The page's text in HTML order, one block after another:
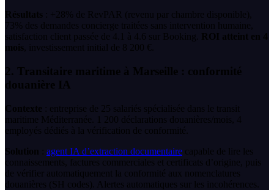
Résultats : +28% de RevPAR (revenu par chambre disponible),
73% des demandes concierge traitées sans intervention humaine,
satisfaction client passée de 4.1 à 4.6 sur Booking.
ROI atteint en 4
mois , investissement initial de 8 200 €.
2. Transitaire maritime à Marseille : conformité
douanière IA
Contexte : entreprise de 25 salariés spécialisée dans le transit
maritime Méditerranée. 1 200 déclarations douanières/mois, 4
employés dédiés à la vérification de conformité.
Solution
agent IA d’extraction documentaire capable de lire les
connaissements, factures commerciales et certificats d’origine, puis
de vérifier automatiquement la conformité aux nomenclatures
douanières (SH codes). Alertes automatiques sur les incohérences.